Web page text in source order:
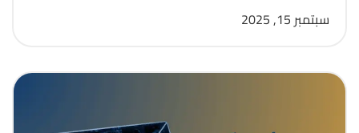
سبتمبر 15, 2025